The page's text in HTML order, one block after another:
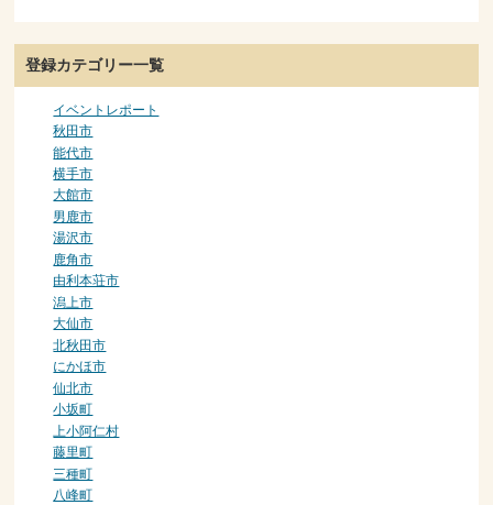
登録カテゴリー一覧
イベントレポート
秋田市
能代市
横手市
大館市
男鹿市
湯沢市
鹿角市
由利本荘市
潟上市
大仙市
北秋田市
にかほ市
仙北市
小坂町
上小阿仁村
藤里町
三種町
八峰町